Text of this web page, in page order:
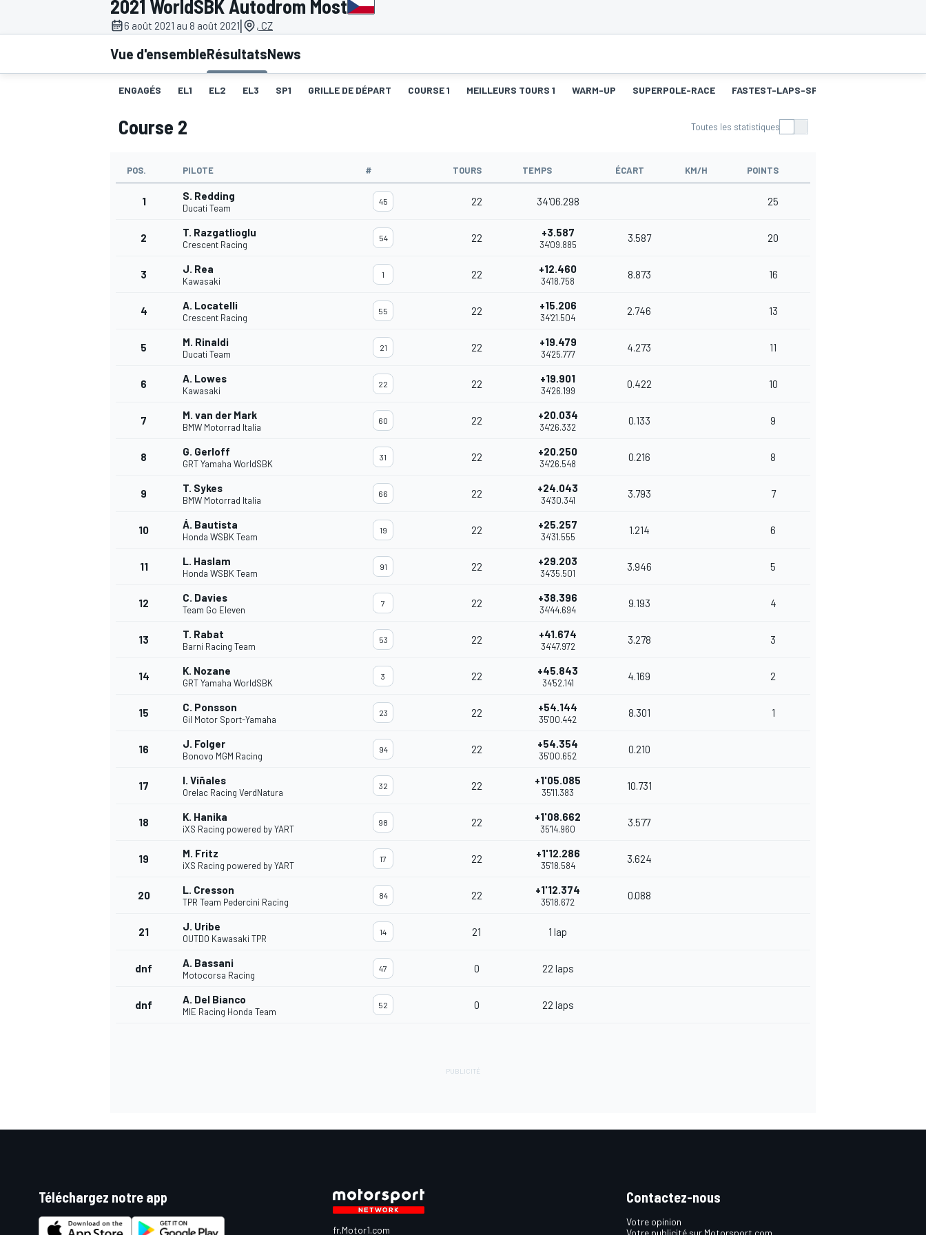
2021 WorldSBK Autodrom Most
6 août 2021 au 8 août 2021| , CZ
Vue d'ensembleRésultatsNews
ENGAGÉS EL1 EL2 EL3 SP1 GRILLE DE DÉPART COURSE 1 MEILLEURS TOURS 1 WARM-UP SUPERPOLE-RACE FASTEST-LAPS-SP
Course 2 Toutes les statistiques
POS. PILOTE # TOURS TEMPS ÉCART KM/H POINTS
1 S. Redding
Ducati Team
45 22 34'06.298 25
2 T. Razgatlioglu
Crescent Racing
54 22 +3.587
34'09.885
3.587 20
3 J. Rea
Kawasaki
1 22 +12.460
34'18.758
8.873 16
4 A. Locatelli
Crescent Racing
55 22 +15.206
34'21.504
2.746 13
5 M. Rinaldi
Ducati Team
21 22 +19.479
34'25.777
4.273 11
6 A. Lowes
Kawasaki
22 22 +19.901
34'26.199
0.422 10
7 M. van der Mark
BMW Motorrad Italia
60 22 +20.034
34'26.332
0.133 9
8 G. Gerloff
GRT Yamaha WorldSBK
31 22 +20.250
34'26.548
0.216 8
9 T. Sykes
BMW Motorrad Italia
66 22 +24.043
34'30.341
3.793 7
10 Á. Bautista
Honda WSBK Team
19 22 +25.257
34'31.555
1.214 6
11 L. Haslam
Honda WSBK Team
91 22 +29.203
34'35.501
3.946 5
12 C. Davies
Team Go Eleven
7 22 +38.396
34'44.694
9.193 4
13 T. Rabat
Barni Racing Team
53 22 +41.674
34'47.972
3.278 3
14 K. Nozane
GRT Yamaha WorldSBK
3 22 +45.843
34'52.141
4.169 2
15 C. Ponsson
Gil Motor Sport-Yamaha
23 22 +54.144
35'00.442
8.301 1
16 J. Folger
Bonovo MGM Racing
94 22 +54.354
35'00.652
0.210
17 I. Viñales
Orelac Racing VerdNatura
32 22 +1'05.085
35'11.383
10.731
18 K. Hanika
iXS Racing powered by YART
98 22 +1'08.662
35'14.960
3.577
19 M. Fritz
iXS Racing powered by YART
17 22 +1'12.286
35'18.584
3.624
20 L. Cresson
TPR Team Pedercini Racing
84 22 +1'12.374
35'18.672
0.088
21 J. Uribe
OUTDO Kawasaki TPR
14 21 1 lap
dnf A. Bassani
Motocorsa Racing
47 0 22 laps
dnf A. Del Bianco
MIE Racing Honda Team
52 0 22 laps
Téléchargez notre app
fr.Motor1.com
Contactez-nous
Votre opinion
Votre publicité sur Motorsport.com